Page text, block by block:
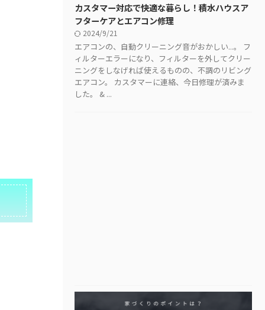
カスタマー対応で快適な暮らし！積水ハウスア
フターケアとエアコン修理
2024/9/21
エアコンの、自動クリーニング音がおかしい...。 フ
ィルターエラーになり、フィルターを外してクリー
ニングをしなげれば使えるものの、不調のリビング
エアコン。 カスタマーに連絡、今日修理が済みま
した。 & ...